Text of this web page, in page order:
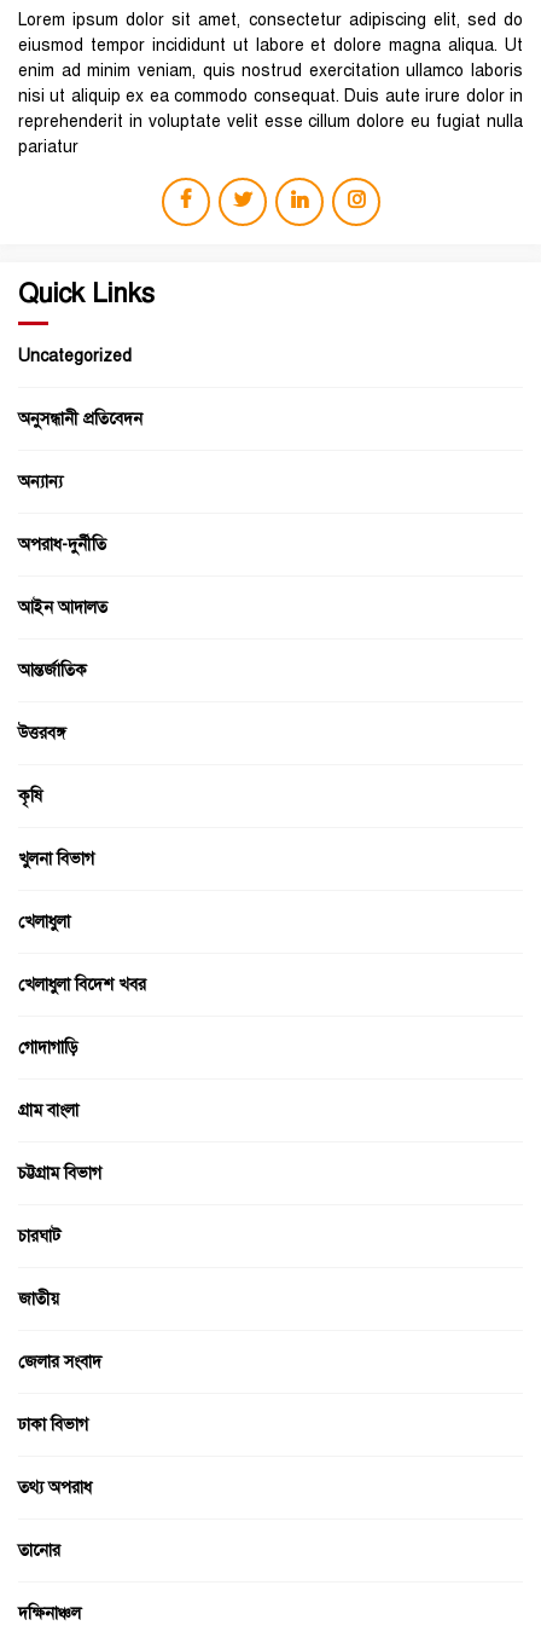
Lorem ipsum dolor sit amet, consectetur adipiscing elit, sed do
eiusmod tempor incididunt ut labore et dolore magna aliqua. Ut
enim ad minim veniam, quis nostrud exercitation ullamco laboris
nisi ut aliquip ex ea commodo consequat. Duis aute irure dolor in
reprehenderit in voluptate velit esse cillum dolore eu fugiat nulla
pariatur
Quick Links
Uncategorized
অনুসন্ধানী প্রতিবেদন
অন্যান্য
অপরাধ-দুর্নীতি
আইন আদালত
আন্তর্জাতিক
উত্তরবঙ্গ
কৃষি
খুলনা বিভাগ
খেলাধুলা
খেলাধুলা বিদেশ খবর
গোদাগাড়ি
গ্রাম বাংলা
চট্টগ্রাম বিভাগ
চারঘাট
জাতীয়
জেলার সংবাদ
ঢাকা বিভাগ
তথ্য অপরাধ
তানোর
দক্ষিনাঞ্চল